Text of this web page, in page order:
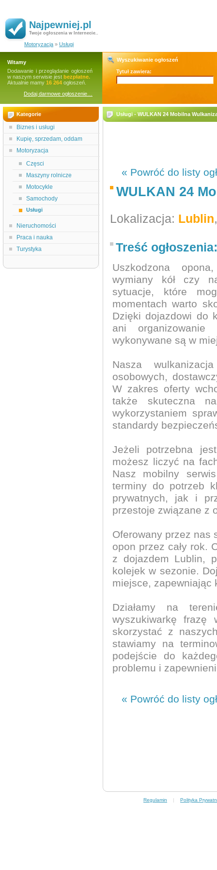
Najpewniej.pl
Twoje ogłoszenia w Internecie..
Motoryzacja » Usługi
Witamy
Dodawanie i przeglądanie ogłoszeń
w naszym serwisie jest bezpłatne.
Aktualnie mamy 16 264 ogłoszeń.
Dodaj darmowe ogłoszenie…
Wyszukiwanie ogłoszeń
Tytuł zawiera:
Kategorie
Biznes i usługi
Kupię, sprzedam, oddam
Motoryzacja
Częsci
Maszyny rolnicze
Motocykle
Samochody
Usługi
Nieruchomości
Praca i nauka
Turystyka
Usługi - WULKAN 24 Mobilna
« Powróć do listy
WULKAN 24
Lokalizacja: Lublin
Treść ogłoszenia:
Uszkodzona
wymiany kół czy
sytuacje, które
momentach warto
Dzięki dojazdowi do
ani organizowanie
wykonywane są w
Nasza
osobowych,
W zakres oferty
także skuteczna
wykorzystaniem
standardy
Jeżeli potrzebna
możesz liczyć na
Nasz mobilny
terminy do potrzeb
prywatnych, jak i
przestoje związane z
Oferowany przez nas
opon przez cały rok.
z dojazdem Lublin,
kolejek w sezonie.
miejsce, zapewniając
Działamy na
wyszukiwarkę frazę
skorzystać z
stawiamy na
podejście do
problemu i
« Powróć do listy
Regulamin | Polityka